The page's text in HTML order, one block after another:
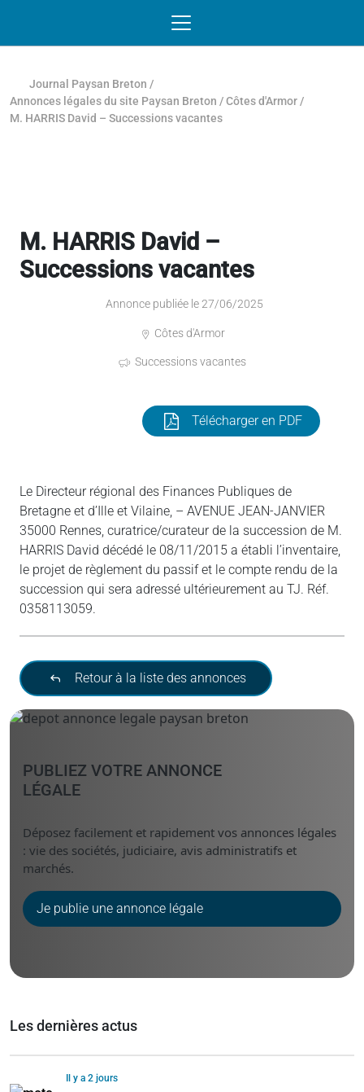
Journal Paysan Breton /
Annonces légales du site Paysan Breton /Côtes d'Armor /
M. HARRIS David – Successions vacantes
M. HARRIS David –
Successions vacantes
Annonce publiée le 27/06/2025
Côtes d'Armor
Successions vacantes
Télécharger en PDF
Le Directeur régional des Finances Publiques de
Bretagne et d’Ille et Vilaine, – AVENUE JEAN-JANVIER
35000 Rennes, curatrice/curateur de la succession de M.
HARRIS David décédé le 08/11/2015 a établi l’inventaire,
le projet de règlement du passif et le compte rendu de la
succession qui sera adressé ultérieurement au TJ. Réf.
0358113059.
Retour à la liste des annonces
PUBLIEZ VOTRE ANNONCE
LÉGALE
Déposez facilement et rapidement vos annonces légales
: vie des sociétés, judiciaire, avis administratifs et
marchés.
Je publie une annonce légale
Les dernières actus
Il y a 2 jours